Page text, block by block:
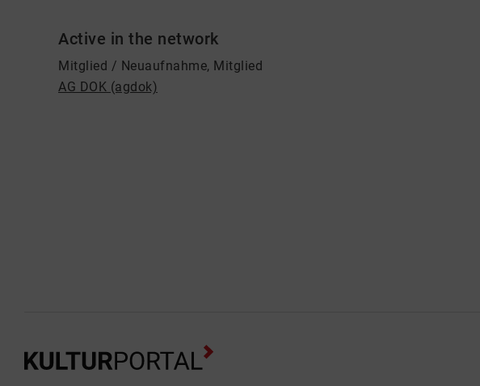
Active in the network
Mitglied / Neuaufnahme, Mitglied
AG DOK (agdok)